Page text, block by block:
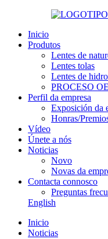
Inicio
Produtos
Lentes de
Lentes tolas
Lentes de
PROCESO
Perfil da empresa
Exposición da
Honras/
Vídeo
Únete a nós
Noticias
Novo
Novas da
Contacta connosco
Preguntas
English
Inicio
Noticias